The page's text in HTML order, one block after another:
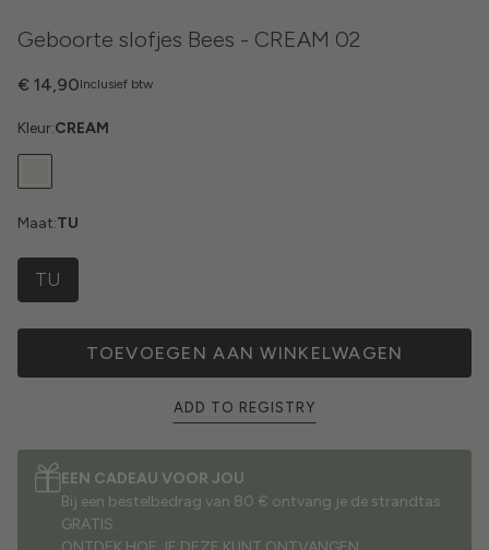
Geboorte slofjes Bees - CREAM 02
Inclusief btw
€ 14,90
Kleur:CREAM
Maat:TU
TU
TOEVOEGEN AAN WINKELWAGEN
ADD TO REGISTRY
EEN CADEAU VOOR JOU
Bij een bestelbedrag van 80 € ontvang je de strandtas
GRATIS.